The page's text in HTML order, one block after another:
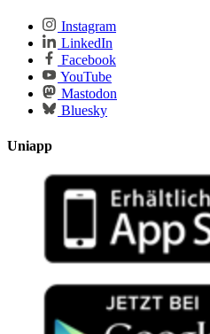
Instagram
LinkedIn
Facebook
YouTube
Mastodon
Bluesky
Uniapp